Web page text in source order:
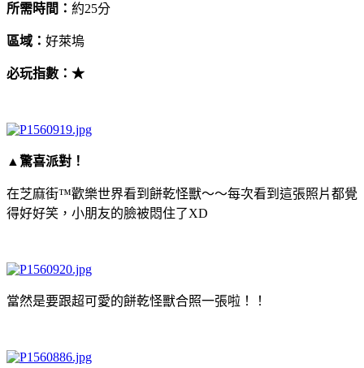
所需時間： 約25分
區域： 好萊塢
必玩指數： ★
▲驚喜派對！
在芝麻街™歡樂世界看到餅乾怪獸～～每次看到這張照片都覺
得好好笑，小朋友的臉被悶住了XD
當然是要跟超可愛的餅乾怪獸合照一張啦！！